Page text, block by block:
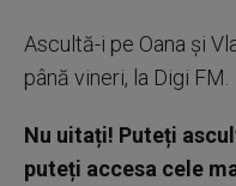
Ascultă-i pe Oana și
până vineri, la Digi FM.
Nu uitați! Puteți
puteți accesa cele